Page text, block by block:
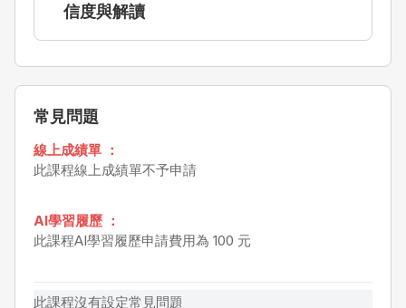
信度與解讀
常見問題
線上成績單 ：
此課程線上成績單不予申請
AI學習履歷 ：
此課程AI學習履歷申請費用為 100 元
此課程沒有設定常見問題